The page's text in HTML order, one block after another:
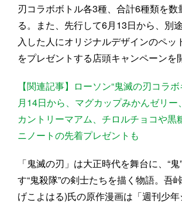
刃コラボボトル各3種、合計6種類を数
る。また、先行して6月13日から、別
入した人にオリジナルデザインのペッ
をプレゼントする店頭キャンペーンを
【関連記事】ローソン“鬼滅の刃コラ
月14日から、マグカップみかんゼリー
カントリーマアム、チロルチョコや黒
ニノートの先着プレゼントも
「鬼滅の刃」は大正時代を舞台に、“
す“鬼殺隊”の剣士たちを描く物語。吾
げこよはる)氏の原作漫画は「週刊少